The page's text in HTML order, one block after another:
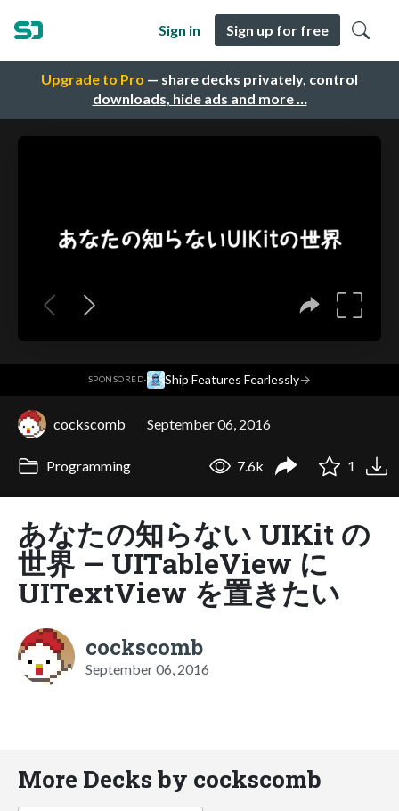
Upgrade to Pro — share decks privately, control
downloads, hide ads and more …
Sign in Sign up for free
SPONSORED· Ship Features Fearlessly→
cockscomb September 06, 2016
Programming 7.6k 1
あなたの知らない UIKit の
世界 — UITableView に
UITextView を置きたい
cockscomb
September 06, 2016
More Decks by cockscomb